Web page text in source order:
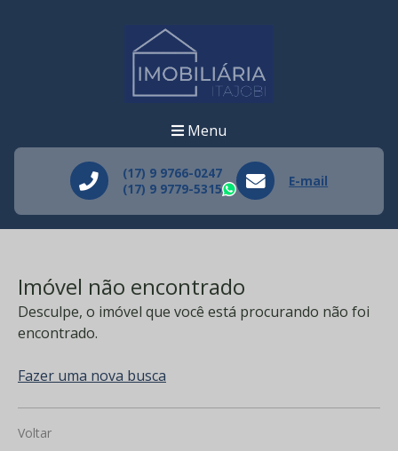
Menu
(17) 9 9766-0247
(17) 9 9779-5315
WhatsApp
E-mail
Imóvel não encontrado
Desculpe, o imóvel que você está procurando não foi
encontrado.
Fazer uma nova busca
Voltar